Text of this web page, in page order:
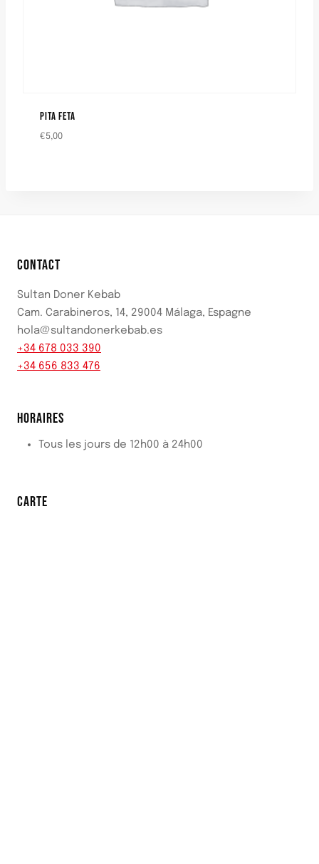
PITA FETA
€5,00
CONTACT
Sultan Doner Kebab
Cam. Carabineros, 14, 29004 Málaga, Espagne
hola@sultandonerkebab.es
+34 678 033 390
+34 656 833 476
HORAIRES
Tous les jours de 12h00 à 24h00
CARTE